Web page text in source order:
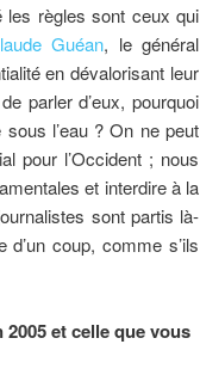
les règles sont ceux qui
Guéan, le général
en dévalorisant leur
parler d’eux, pourquoi
l’eau ? On ne peut
pour l’Occident ; nous
et interdire à la
sont partis là-
coup, comme s’ils
et celle que vous